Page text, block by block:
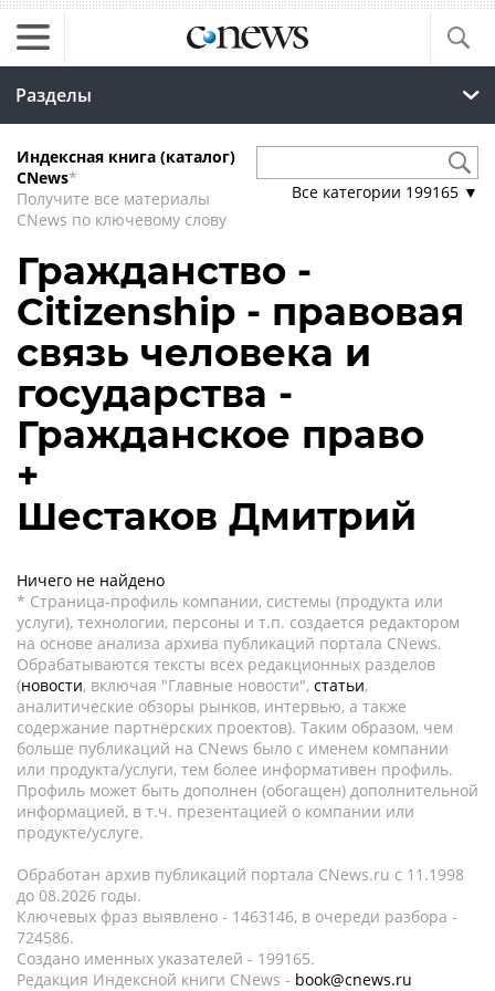
Разделы
Индексная книга (каталог)
CNews*
Получите все материалы
CNews по ключевому слову
Все категории 199165 ▼
Гражданство -
Citizenship - правовая
связь человека и
государства -
Гражданское право
+
Шестаков Дмитрий
Ничего не найдено
* Страница-профиль компании, системы (продукта или
услуги), технологии, персоны и т.п. создается редактором
на основе анализа архива публикаций портала CNews.
Обрабатываются тексты всех редакционных разделов
(новости, включая "Главные новости", статьи,
аналитические обзоры рынков, интервью, а также
содержание партнёрских проектов). Таким образом, чем
больше публикаций на CNews было с именем компании
или продукта/услуги, тем более информативен профиль.
Профиль может быть дополнен (обогащен) дополнительной
информацией, в т.ч. презентацией о компании или
продукте/услуге.
Обработан архив публикаций портала CNews.ru c 11.1998
до 08.2026 годы.
Ключевых фраз выявлено - 1463146, в очереди разбора -
724586.
Создано именных указателей - 199165.
Редакция Индексной книги CNews - book@cnews.ru